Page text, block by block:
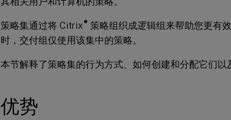
策略集通过将 Citrix® 策略组织成逻辑组来帮助您更有
时，交付组仅使用该集中的策略。
本节解释了策略集的行为方式、如何创建和分配它们以
优势